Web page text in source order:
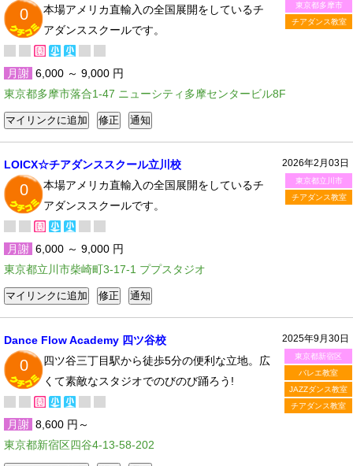
東京都多摩市
チアダンス教室
0
本場アメリカ直輸入の全国展開をしているチ
アダンススクールです。
月謝 6,000 ～ 9,000 円
東京都多摩市落合1-47 ニューシティ多摩センタービル8F
2026年2月03日
東京都立川市
チアダンス教室
LOICX☆チアダンススクール立川校
0
本場アメリカ直輸入の全国展開をしているチ
アダンススクールです。
月謝 6,000 ～ 9,000 円
東京都立川市柴崎町3-17-1 ププスタジオ
2025年9月30日
東京都新宿区
バレエ教室
JAZZダンス教室
チアダンス教室
Dance Flow Academy 四ツ谷校
0
四ツ谷三丁目駅から徒歩5分の便利な立地。広
くて素敵なスタジオでのびのび踊ろう!
月謝 8,600 円～
東京都新宿区四谷4-13-58-202